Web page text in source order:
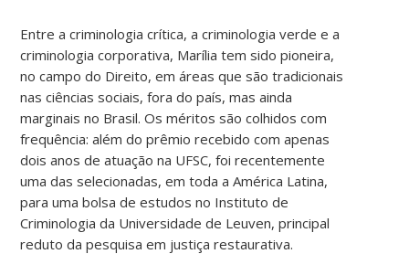
Entre a criminologia crítica, a criminologia verde e a
criminologia corporativa, Marília tem sido pioneira,
no campo do Direito, em áreas que são tradicionais
nas ciências sociais, fora do país, mas ainda
marginais no Brasil. Os méritos são colhidos com
frequência: além do prêmio recebido com apenas
dois anos de atuação na UFSC, foi recentemente
uma das selecionadas, em toda a América Latina,
para uma bolsa de estudos no Instituto de
Criminologia da Universidade de Leuven, principal
reduto da pesquisa em justiça restaurativa.